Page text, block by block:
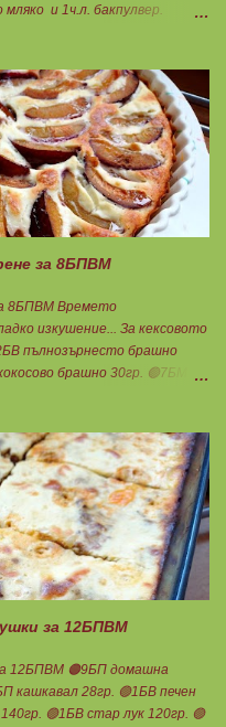
и 1ч.л. бакпулвер.
Пече се в добре
Всяка питка е 1 блок
Споделено от Петя Чанева
за 8БПВМ
8БПВМ Времето
изкушение... За кексовото
пълнозърнесто брашно
брашно 30гр. 🟢7БМ
За чийз крема: 🟢3БП
+ 1 равна с.л скир 🟠1БП
🟢4БВ сини сливи
белтъците и крем сиренето!
така: 🥧1- ви слой
🥧3- ти слой нарязани сини
за да не е много натрапчива и
в загрята фурна на 180
за 12БПВМ
12БПВМ 🟠9БП домашна
кашкавал 28гр. 🟢1БВ печен
🟢1БВ стар лук 120гр. 🟢